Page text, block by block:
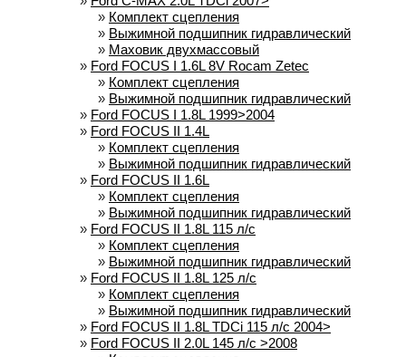
» Комплект сцепления
» Выжимной подшипник гидравлический
» Маховик двухмассовый
» Ford FOCUS I 1.6L 8V Rocam Zetec
» Комплект сцепления
» Выжимной подшипник гидравлический
» Ford FOCUS I 1.8L 1999>2004
» Ford FOCUS II 1.4L
» Комплект сцепления
» Выжимной подшипник гидравлический
» Ford FOCUS II 1.6L
» Комплект сцепления
» Выжимной подшипник гидравлический
» Ford FOCUS II 1.8L 115 л/с
» Комплект сцепления
» Выжимной подшипник гидравлический
» Ford FOCUS II 1.8L 125 л/с
» Комплект сцепления
» Выжимной подшипник гидравлический
» Ford FOCUS II 1.8L TDCi 115 л/с 2004>
» Ford FOCUS II 2.0L 145 л/с >2008